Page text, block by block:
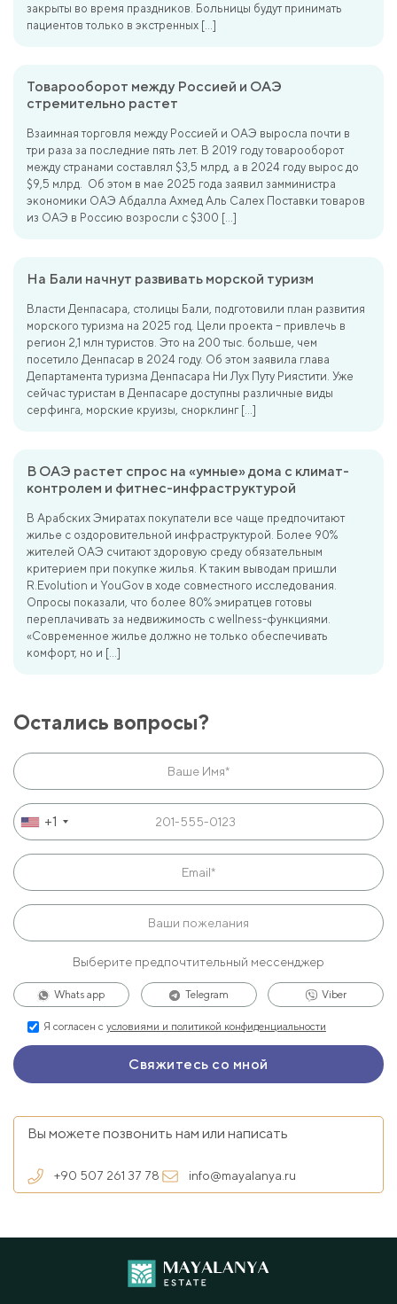
закрыты во время праздников. Больницы будут принимать
пациентов только в экстренных […]
Товарооборот между Россией и ОАЭ
стремительно растет
Взаимная торговля между Россией и ОАЭ выросла почти в
три раза за последние пять лет. В 2019 году товарооборот
между странами составлял $3,5 млрд, а в 2024 году вырос до
$9,5 млрд. Об этом в мае 2025 года заявил замминистра
экономики ОАЭ Абдалла Ахмед Аль Салех Поставки товаров
из ОАЭ в Россию возросли с $300 […]
На Бали начнут развивать морской туризм
Власти Денпасара, столицы Бали, подготовили план развития
морского туризма на 2025 год. Цели проекта – привлечь в
регион 2,1 млн туристов. Это на 200 тыс. больше, чем
посетило Денпасар в 2024 году. Об этом заявила глава
Департамента туризма Денпасара Ни Лух Путу Риястити. Уже
сейчас туристам в Денпасаре доступны различные виды
серфинга, морские круизы, снорклинг […]
В ОАЭ растет спрос на «умные» дома с климат-
контролем и фитнес-инфраструктурой
В Арабских Эмиратах покупатели все чаще предпочитают
жилье с оздоровительной инфраструктурой. Более 90%
жителей ОАЭ считают здоровую среду обязательным
критерием при покупке жилья. К таким выводам пришли
R.Evolution и YouGov в ходе совместного исследования.
Опросы показали, что более 80% эмиратцев готовы
переплачивать за недвижимость с wellness-функциями.
«Современное жилье должно не только обеспечивать
комфорт, но и […]
Остались вопросы?
+1
Выберите предпочтительный мессенджер
Whats app Telegram Viber
Я согласен с условиями и политикой конфиденциальности
Вы можете позвонить нам или написать
+90 507 261 37 78 info@mayalanya.ru